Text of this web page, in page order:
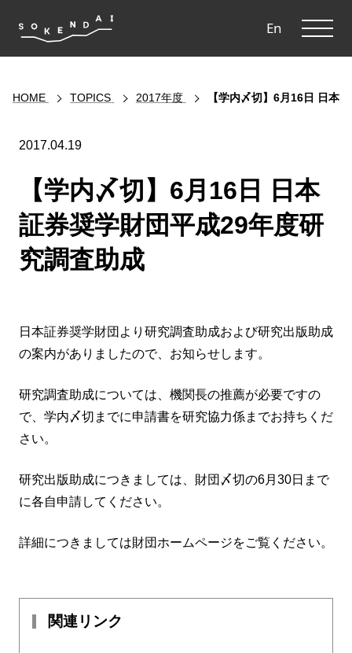
En
HOME TOPICS 2017年度 【学内〆切】6月16日 日本
2017.04.19
【学内〆切】6月16日 日本
証券奨学財団平成29年度研
究調査助成
日本証券奨学財団より研究調査助成および研究出版助成
の案内がありましたので、お知らせします。
研究調査助成については、機関長の推薦が必要ですの
で、学内〆切までに申請書を研究協力係までお持ちくだ
さい。
研究出版助成につきましては、財団〆切の6月30日まで
に各自申請してください。
詳細につきましては財団ホームページをご覧ください。
関連リンク